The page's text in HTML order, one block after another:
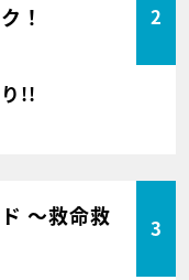
！ 2
!!
～救命救
3